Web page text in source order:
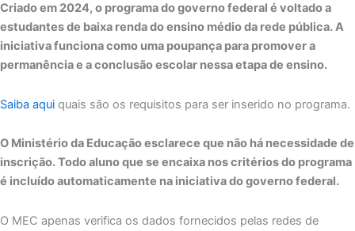
Criado em 2024, o programa do governo federal é voltado a
estudantes de baixa renda do ensino médio da rede pública. A
iniciativa funciona como uma poupança para promover a
permanência e a conclusão escolar nessa etapa de ensino.
Saiba aqui quais são os requisitos para ser inserido no programa.
O Ministério da Educação esclarece que não há necessidade de
inscrição. Todo aluno que se encaixa nos critérios do programa
é incluído automaticamente na iniciativa do governo federal.
O MEC apenas verifica os dados fornecidos pelas redes de